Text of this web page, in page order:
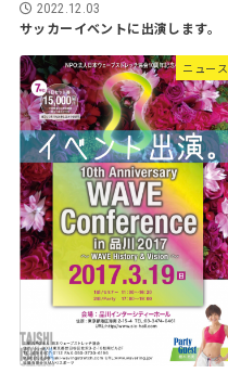
2022.12.03
サッカーイベントに出演します。
ニュース